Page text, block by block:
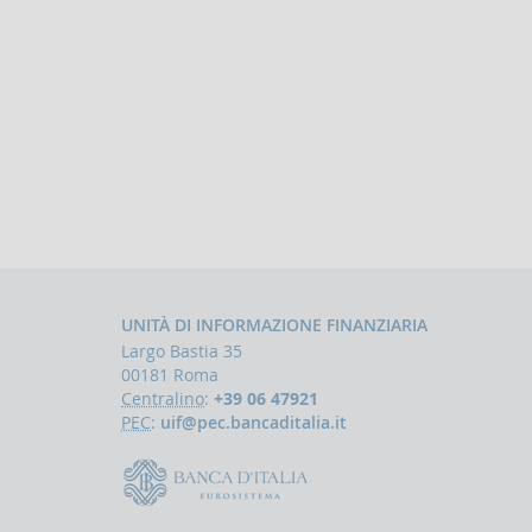
UNITÀ DI INFORMAZIONE FINANZIARIA
Largo Bastia 35
00181 Roma
Centralino: +39 06 47921
PEC: uif@pec.bancaditalia.it